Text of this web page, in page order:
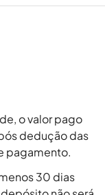
o valor pago
dedução das
pagamento.
30 dias